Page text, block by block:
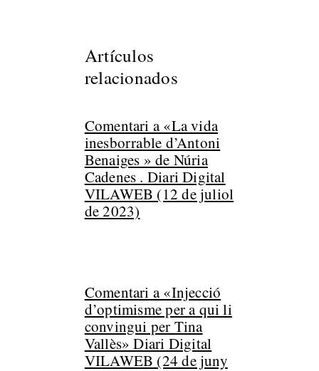
Artículos
relacionados
Comentari a «La vida
inesborrable d’Antoni
Benaiges » de Núria
Cadenes . Diari Digital
VILAWEB (12 de juliol
de 2023)
Comentari a «Injecció
d’optimisme per a qui li
convingui per Tina
Vallès» Diari Digital
VILAWEB (24 de juny